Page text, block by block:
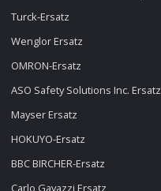
Turck-Ersatz
Wenglor Ersatz
OMRON-Ersatz
ASO Safety Solutions Inc. Ersatz
Mayser Ersatz
HOKUYO-Ersatz
BBC BIRCHER-Ersatz
Carlo Gavazzi Ersatz